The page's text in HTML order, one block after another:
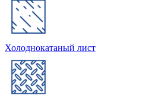
Холоднокатаный лист